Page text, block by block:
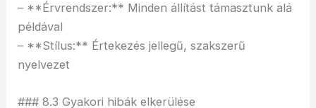
– **Érvrendszer:** Minden állítást támasztunk alá
példával
– **Stílus:** Értekezés jellegű, szakszerű
nyelvezet
### 8.3 Gyakori hibák elkerülése